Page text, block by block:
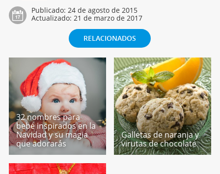
Publicado: 24 de agosto de 2015
Actualizado: 21 de marzo de 2017
RELACIONADOS
32 nombres para
bebé inspirados en la
Navidad y su magia
que adorarás
Galletas de naranja y
virutas de chocolate